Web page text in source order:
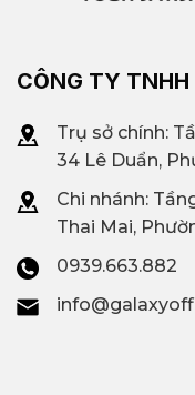
CÔNG TY
Trụ sở chính:
34 Lê Duẩn,
Chi nhánh: T
Thai Mai,
0939.663.882